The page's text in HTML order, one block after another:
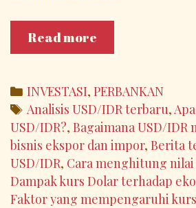
Read more
Pergerakan
USD/IDR:
Faktor,
Dampak,
dan
Prediksi
ke
Depan
Categories
INVESTASI, PERBANKAN
Tags
Analisis USD/IDR terbaru,
USD/IDR?, Bagaimana USD/IDR
bisnis ekspor dan impor, Berita
USD/IDR, Cara menghitung nilai
Dampak kurs Dolar terhadap
Faktor yang mempengaruhi